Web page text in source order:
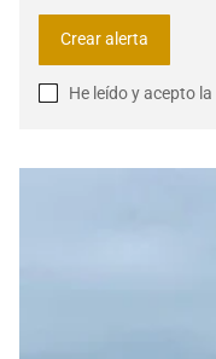
He leído y acepto la